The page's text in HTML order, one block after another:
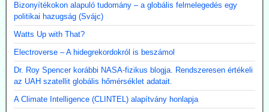
Bizonyítékokon alapuló tudomány – a globális felmelegedés egy
politikai hazugság (Svájc)
Watts Up with That?
Electroverse – A hidegrekordokról is beszámol
Dr. Roy Spencer korábbi NASA-fizikus blogja. Rendszeresen értékeli
az UAH szatellit globális hőmérséklet adatait.
A Climate Intelligence (CLINTEL) alapítvány honlapja